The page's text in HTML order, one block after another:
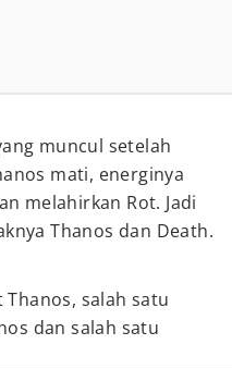
muncul setelah
mati, energinya
melahirkan Rot. Jadi
Thanos dan Death.
salah satu
dan salah satu